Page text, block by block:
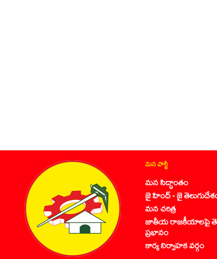
మన పార్టీ
మన సిద్ధాంతం
జై హింద్ - జై
మన చరిత్ర
జాతీయ రాజకీయాలపై
ప్రభావం
కార్య నిర్వాహక వర్గం